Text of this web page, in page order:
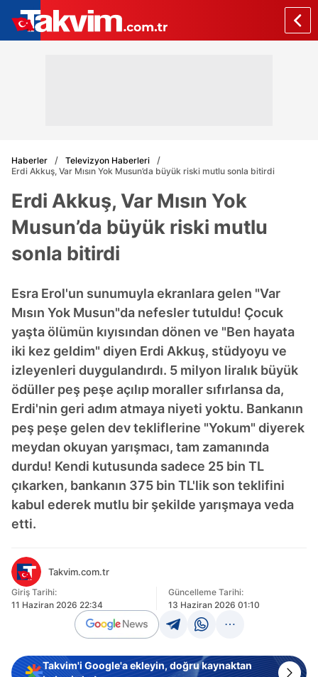
Haberler
Televizyon Haberleri
Erdi Akkuş, Var Mısın Yok Musun’da büyük riski mutlu sonla bitirdi
Erdi Akkuş, Var Mısın Yok
Musun’da büyük riski mutlu
sonla bitirdi
Esra Erol'un sunumuyla ekranlara gelen "Var
Mısın Yok Musun"da nefesler tutuldu! Çocuk
yaşta ölümün kıyısından dönen ve "Ben hayata
iki kez geldim" diyen Erdi Akkuş, stüdyoyu ve
izleyenleri duygulandırdı. 5 milyon liralık büyük
ödüller peş peşe açılıp moraller sıfırlansa da,
Erdi'nin geri adım atmaya niyeti yoktu. Bankanın
peş peşe gelen dev tekliflerine "Yokum" diyerek
meydan okuyan yarışmacı, tam zamanında
durdu! Kendi kutusunda sadece 25 bin TL
çıkarken, bankanın 375 bin TL'lik son teklifini
kabul ederek mutlu bir şekilde yarışmaya veda
etti.
Takvim.com.tr
Giriş Tarihi:
11 Haziran 2026 22:34
Güncelleme Tarihi:
13 Haziran 2026 01:10
Takvim'i Google'a ekleyin, doğru kaynaktan